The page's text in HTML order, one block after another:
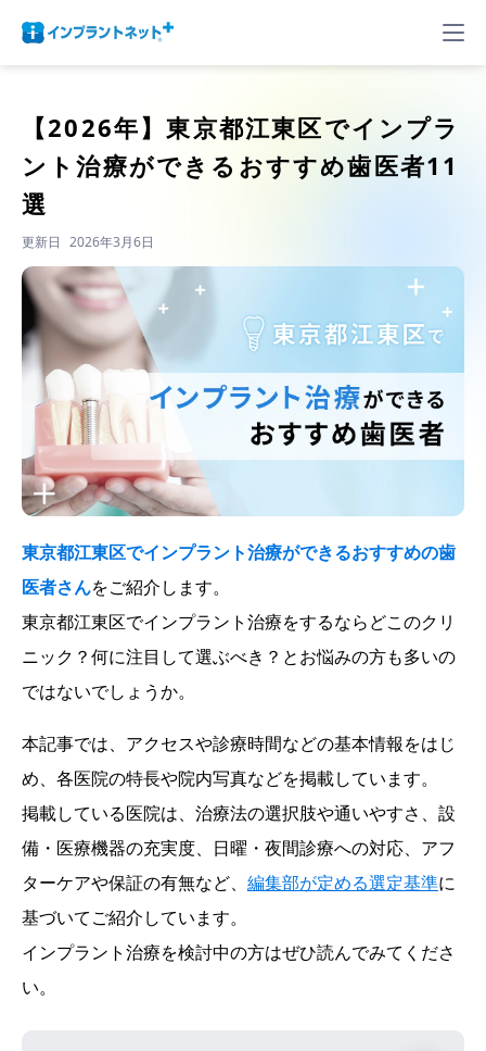
【2026年】東京都江東区でインプラ
ント治療ができるおすすめ歯医者11
選
更新日 2026年3月6日
東京都江東区でインプラント治療ができるおすすめの歯
医者さんをご紹介します。
東京都江東区でインプラント治療をするならどこのクリ
ニック？何に注目して選ぶべき？とお悩みの方も多いの
ではないでしょうか。
本記事では、アクセスや診療時間などの基本情報をはじ
め、各医院の特長や院内写真などを掲載しています。
掲載している医院は、治療法の選択肢や通いやすさ、設
備・医療機器の充実度、日曜・夜間診療への対応、アフ
ターケアや保証の有無など、 編集部が定める選定基準に
基づいてご紹介しています。
インプラント治療を検討中の方はぜひ読んでみてくださ
い。